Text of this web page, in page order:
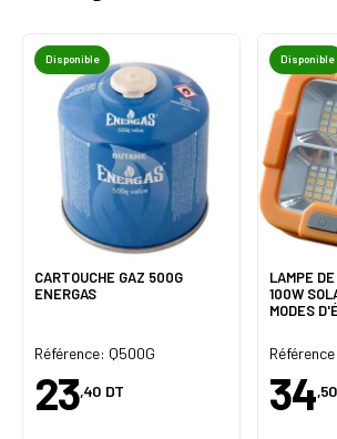
Disponible
CARTOUCHE GAZ 500G
ENERGAS
Référence: Q500G
23,40 DT
Disponible
LAMPE
100W
MODES
34,50